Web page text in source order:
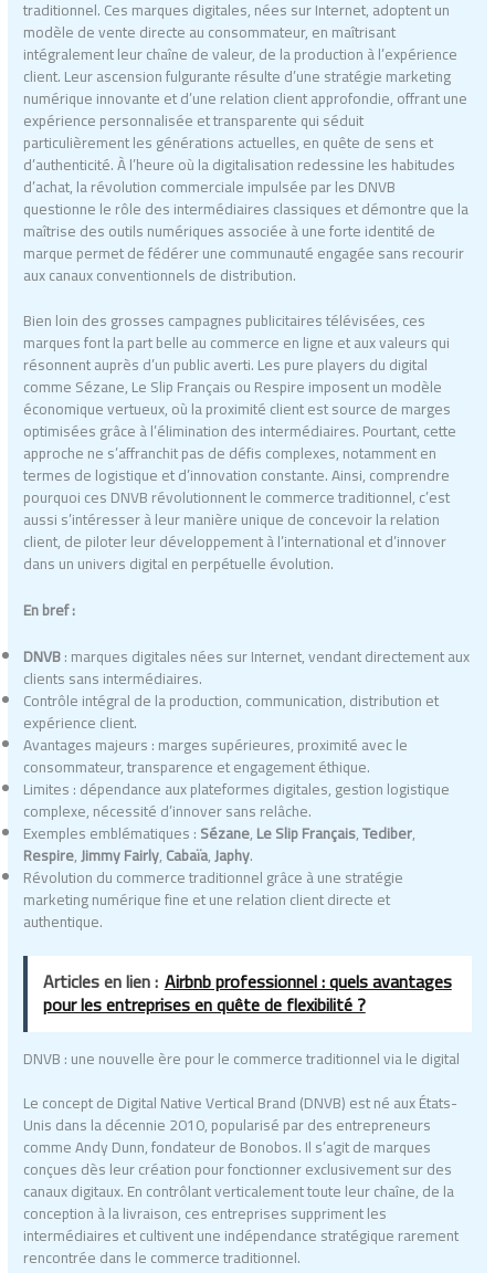
traditionnel. Ces marques digitales, nées sur Internet, adoptent un
modèle de vente directe au consommateur, en maîtrisant
intégralement leur chaîne de valeur, de la production à l’expérience
client. Leur ascension fulgurante résulte d’une stratégie marketing
numérique innovante et d’une relation client approfondie, offrant une
expérience personnalisée et transparente qui séduit
particulièrement les générations actuelles, en quête de sens et
d’authenticité. À l’heure où la digitalisation redessine les habitudes
d’achat, la révolution commerciale impulsée par les DNVB
questionne le rôle des intermédiaires classiques et démontre que la
maîtrise des outils numériques associée à une forte identité de
marque permet de fédérer une communauté engagée sans recourir
aux canaux conventionnels de distribution.
Bien loin des grosses campagnes publicitaires télévisées, ces
marques font la part belle au commerce en ligne et aux valeurs qui
résonnent auprès d’un public averti. Les pure players du digital
comme Sézane, Le Slip Français ou Respire imposent un modèle
économique vertueux, où la proximité client est source de marges
optimisées grâce à l’élimination des intermédiaires. Pourtant, cette
approche ne s’affranchit pas de défis complexes, notamment en
termes de logistique et d’innovation constante. Ainsi, comprendre
pourquoi ces DNVB révolutionnent le commerce traditionnel, c’est
aussi s’intéresser à leur manière unique de concevoir la relation
client, de piloter leur développement à l’international et d’innover
dans un univers digital en perpétuelle évolution.
En bref :
DNVB: marques digitales nées sur Internet, vendant directement aux
clients sans intermédiaires.
Contrôle intégral de la production, communication, distribution et
expérience client.
Avantages majeurs : marges supérieures, proximité avec le
consommateur, transparence et engagement éthique.
Limites : dépendance aux plateformes digitales, gestion logistique
complexe, nécessité d’innover sans relâche.
Exemples emblématiques :Sézane,Le Slip Français,Tediber,
Respire,Jimmy Fairly,Cabaïa,Japhy.
Révolution du commerce traditionnel grâce à une stratégie
marketing numérique fine et une relation client directe et
authentique.
Articles en lien : Airbnb professionnel : quels avantages
pour les entreprises en quête de flexibilité ?
DNVB : une nouvelle ère pour le commerce traditionnel via le digital
Le concept de Digital Native Vertical Brand (DNVB) est né aux États-
Unis dans la décennie 2010, popularisé par des entrepreneurs
comme Andy Dunn, fondateur de Bonobos. Il s’agit de marques
conçues dès leur création pour fonctionner exclusivement sur des
canaux digitaux. En contrôlant verticalement toute leur chaîne, de la
conception à la livraison, ces entreprises suppriment les
intermédiaires et cultivent une indépendance stratégique rarement
rencontrée dans le commerce traditionnel.